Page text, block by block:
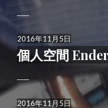
投
稿
日:
2016年11月5日
個人空間
投
2016年11月5日